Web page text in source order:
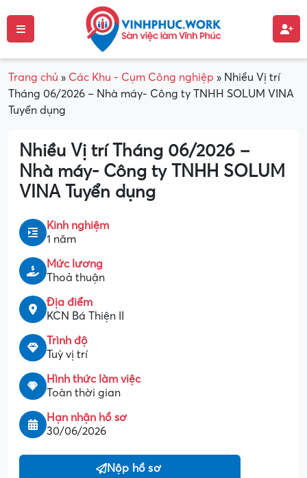
Trang chủ » Các Khu - Cụm Công nghiệp » Nhiều Vị trí
Tháng 06/2026 – Nhà máy- Công ty TNHH SOLUM VINA
Tuyển dụng
Nhiều Vị trí Tháng 06/2026 –
Nhà máy- Công ty TNHH SOLUM
VINA Tuyển dụng
Kinh nghiệm
1 năm
Mức lương
Thoả thuận
Địa điểm
KCN Bá Thiện II
Trình độ
Tuỳ vị trí
Hình thức làm việc
Toàn thời gian
Hạn nhận hồ sơ
30/06/2026
Nộp hồ sơ